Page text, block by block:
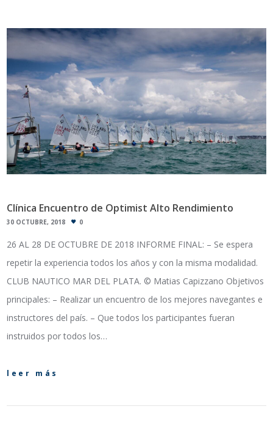
Clínica Encuentro de Optimist Alto Rendimiento
30 OCTUBRE, 2018 0
26 AL 28 DE OCTUBRE DE 2018 INFORME FINAL: – Se espera
repetir la experiencia todos los años y con la misma modalidad.
CLUB NAUTICO MAR DEL PLATA. © Matias Capizzano Objetivos
principales: – Realizar un encuentro de los mejores navegantes e
instructores del país. – Que todos los participantes fueran
instruidos por todos los…
leer más